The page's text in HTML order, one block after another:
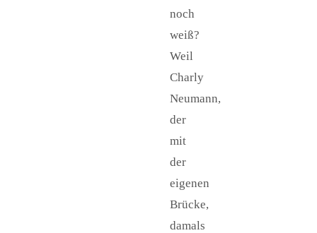
noch
weiß?
Weil
Charly
Neumann,
der
mit
der
eigenen
Brücke,
damals